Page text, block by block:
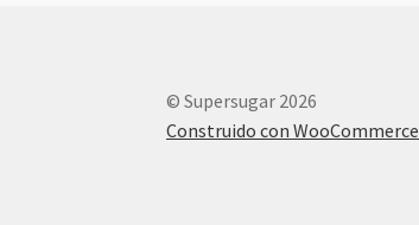
© Supersugar 2026
Construido con WooCommerce